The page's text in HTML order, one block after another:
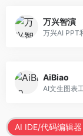
万兴智演
AiBiao
AI IDE/代码编辑器